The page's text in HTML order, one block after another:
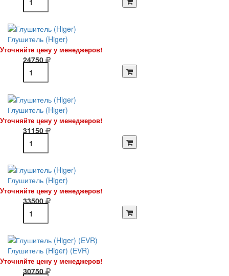
Глушитель (Higer)
Уточняйте цену у менеджеров!
24750
Глушитель (Higer)
Уточняйте цену у менеджеров!
31150
Глушитель (Higer)
Уточняйте цену у менеджеров!
33500
Глушитель (Higer) (EVR)
Уточняйте цену у менеджеров!
30750